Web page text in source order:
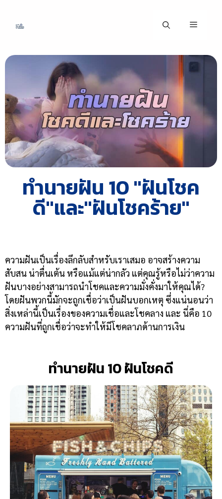
ทำนายฝัน 10 "ฝันโชค
ดี"และ"ฝันโชคร้าย"
ความฝันเป็นเรื่องลึกลับสำหรับเราเสมอ อาจสร้างความ
สับสน น่าตื่นเต้น หรือแม้แต่น่ากลัว แต่คุณรู้หรือไม่ว่าความ
ฝันบางอย่างสามารถนำโชคและความมั่งคั่งมาให้คุณได้?
โดยฝันพวกนี้มักจะถูกเชื่อว่าเป็นฝันบอกเหตุ ซึ่งแน่นอนว่า
สิ่งเหล่านี้เป็นเรื่องของความเชื่อและโชคลาง และ นี่คือ 10
ความฝันที่ถูกเชื่อว่าจะทำให้มีโชคลาภด้านการเงิน
ทำนายฝัน 10 ฝันโชคดี